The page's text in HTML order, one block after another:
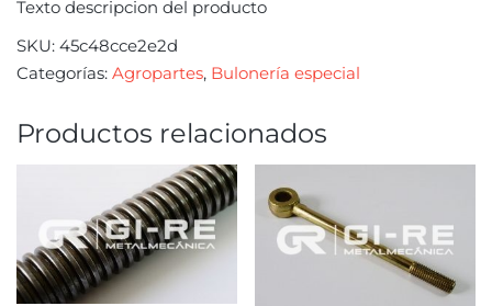
Texto descripcion del producto
SKU: 45c48cce2e2d
Categorías: Agropartes, Bulonería especial
Productos relacionados